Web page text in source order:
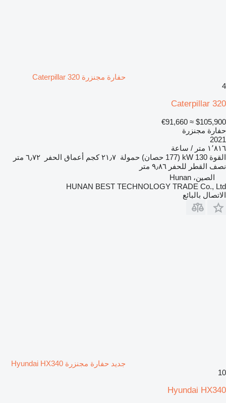
حفارة مجنزرة Caterpillar 320
4
Caterpillar 320
$105,900
≈ €91,660
حفارة مجنزرة
2021
١٬٨١٦ متر / ساعة
القوة 130 kW (177 حصان) حمولة ٢١٫٧ كجم أعماق الحفر
٦٫٧٢ متر
نصف القطر للحفر ٩٫٨٦ متر
الصين، Hunan
HUNAN BEST TECHNOLOGY TRADE Co., Ltd
الاتصال بالبائع
جديد حفارة مجنزرة Hyundai HX340
10
Hyundai HX340